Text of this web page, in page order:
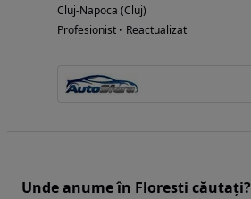
Cluj-Napoca (Cluj)
Profesionist • Reactualizat
Unde anume în Floresti căutați?